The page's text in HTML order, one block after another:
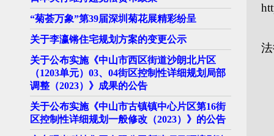
“菊荟万象”第39届深圳菊花展精彩纷呈
关于李瀛锵住宅规划方案的变更公示
关于公布实施《中山市西区街道沙朗北片区
（1203单元）03、04街区控制性详细规划局部
调整（2023）》成果的公告
关于公布实施《中山市古镇镇中心片区第16街
区控制性详细规划一般修改（2023）》的公告